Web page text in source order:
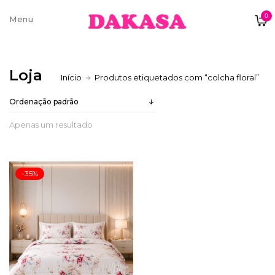
0
Sobre nós
Trocas e Devoluções
Termos e condições
Loja Início Produtos etiquetados com “colcha floral”
Apenas um resultado
-35%